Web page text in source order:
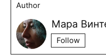
Author
Мара
Follow